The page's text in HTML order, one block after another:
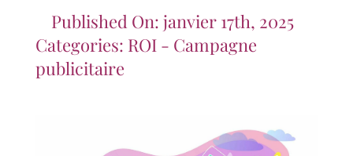
Display
SMS
Blog
Published On: janvier 17th, 2025
Categories: ROI - Campagne
publicitaire